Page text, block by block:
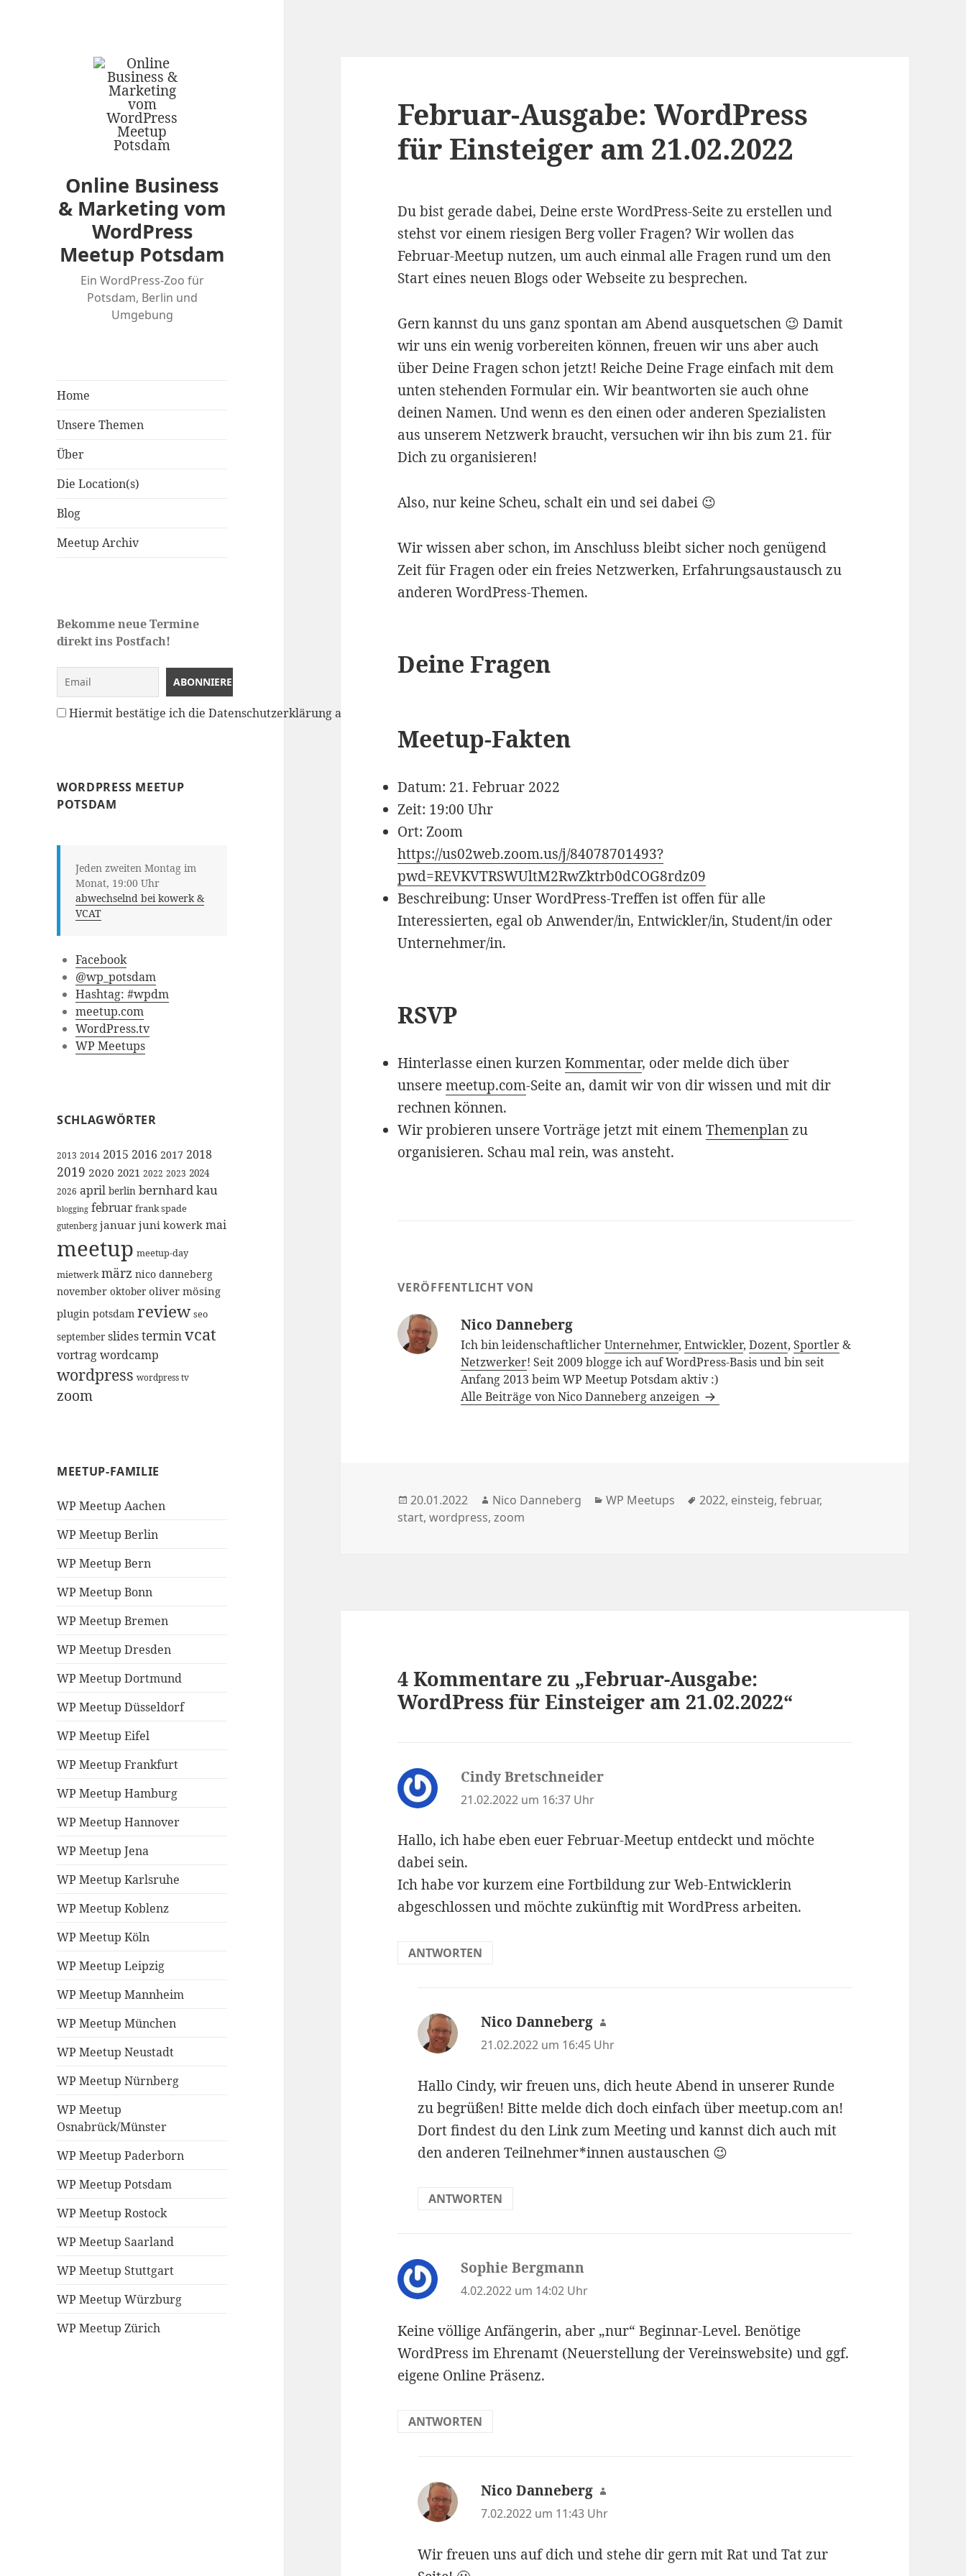
Online Business
& Marketing vom
WordPress
Meetup Potsdam
Ein WordPress-Zoo für
Potsdam, Berlin und
Umgebung
Home
Unsere Themen
Über
Die Location(s)
Blog
Meetup Archiv
Bekomme neue Termine
direkt ins Postfach!
Hiermit bestätige ich die Datenschutzerklärung anzunehmen
WORDPRESS MEETUP
POTSDAM
Jeden zweiten Montag im
Monat, 19:00 Uhr
abwechselnd bei kowerk &
VCAT
Facebook
@wp_potsdam
Hashtag: #wpdm
meetup.com
WordPress.tv
WP Meetups
SCHLAGWÖRTER
2013 2014 2015 2016 2017 2018
2019 2020 2021 2022 2023 2024
2026 april berlin bernhard kau
blogging februar frank spade
gutenberg januar juni kowerk mai
meetup meetup-day
mietwerk märz nico danneberg
november oktober oliver mösing
plugin potsdam review seo
september slidesterminvcat
vortragwordcamp
wordpress wordpress tv
zoom
MEETUP-FAMILIE
WP Meetup Aachen
WP Meetup Berlin
WP Meetup Bern
WP Meetup Bonn
WP Meetup Bremen
WP Meetup Dresden
WP Meetup Dortmund
WP Meetup Düsseldorf
WP Meetup Eifel
WP Meetup Frankfurt
WP Meetup Hamburg
WP Meetup Hannover
WP Meetup Jena
WP Meetup Karlsruhe
WP Meetup Koblenz
WP Meetup Köln
WP Meetup Leipzig
WP Meetup Mannheim
WP Meetup München
WP Meetup Neustadt
WP Meetup Nürnberg
WP Meetup
Osnabrück/Münster
WP Meetup Paderborn
WP Meetup Potsdam
WP Meetup Rostock
WP Meetup Saarland
WP Meetup Stuttgart
WP Meetup Würzburg
WP Meetup Zürich
Februar-Ausgabe: WordPress
für Einsteiger am 21.02.2022
Du bist gerade dabei, Deine erste WordPress-Seite zu erstellen und
stehst vor einem riesigen Berg voller Fragen? Wir wollen das
Februar-Meetup nutzen, um auch einmal alle Fragen rund um den
Start eines neuen Blogs oder Webseite zu besprechen.
Gern kannst du uns ganz spontan am Abend ausquetschen 😉 Damit
wir uns ein wenig vorbereiten können, freuen wir uns aber auch
über Deine Fragen schon jetzt! Reiche Deine Frage einfach mit dem
unten stehenden Formular ein. Wir beantworten sie auch ohne
deinen Namen. Und wenn es den einen oder anderen Spezialisten
aus unserem Netzwerk braucht, versuchen wir ihn bis zum 21. für
Dich zu organisieren!
Also, nur keine Scheu, schalt ein und sei dabei 😉
Wir wissen aber schon, im Anschluss bleibt sicher noch genügend
Zeit für Fragen oder ein freies Netzwerken, Erfahrungsaustausch zu
anderen WordPress-Themen.
Deine Fragen
Meetup-Fakten
Datum: 21. Februar 2022
Zeit: 19:00 Uhr
Ort: Zoom
https://us02web.zoom.us/j/84078701493?
pwd=REVKVTRSWUltM2RwZktrb0dCOG8rdz09
Beschreibung: Unser WordPress-Treffen ist offen für alle
Interessierten, egal ob Anwender/in, Entwickler/in, Student/in oder
Unternehmer/in.
RSVP
Hinterlasse einen kurzenKommentar, oder melde dich über
unseremeetup.com-Seite an, damit wir von dir wissen und mit dir
rechnen können.
Wir probieren unsere Vorträge jetzt mit einemThemenplanzu
organisieren. Schau mal rein, was ansteht.
VERÖFFENTLICHT VON
Nico Danneberg
Ich bin leidenschaftlicherUnternehmer,Entwickler,Dozent,Sportler&
Netzwerker! Seit 2009 blogge ich auf WordPress-Basis und bin seit
Anfang 2013 beim WP Meetup Potsdam aktiv :)
Alle Beiträge von Nico Danneberg anzeigen
Veröffentlicht
am
20.01.2022 Autor
Nico Danneberg Kategorien
WP Meetups Schlagwörter
2022, einsteig,februar,
start,wordpress,zoom
4 Kommentare zu „Februar-Ausgabe:
WordPress für Einsteiger am 21.02.2022“
Cindy Bretschneider
21.02.2022 um 16:37 Uhr
Hallo, ich habe eben euer Februar-Meetup entdeckt und möchte
dabei sein.
Ich habe vor kurzem eine Fortbildung zur Web-Entwicklerin
abgeschlossen und möchte zukünftig mit WordPress arbeiten.
ANTWORTEN
Nico Danneberg sagt:
21.02.2022 um 16:45 Uhr
Hallo Cindy, wir freuen uns, dich heute Abend in unserer Runde
zu begrüßen! Bitte melde dich doch einfach über meetup.com an!
Dort findest du den Link zum Meeting und kannst dich auch mit
den anderen Teilnehmer*innen austauschen 😉
ANTWORTEN
Sophie Bergmann
4.02.2022 um 14:02 Uhr
Keine völlige Anfängerin, aber „nur“ Beginnar-Level. Benötige
WordPress im Ehrenamt (Neuerstellung der Vereinswebsite) und ggf.
eigene Online Präsenz.
ANTWORTEN
Nico Danneberg sagt:
7.02.2022 um 11:43 Uhr
Wir freuen uns auf dich und stehe dir gern mit Rat und Tat zur